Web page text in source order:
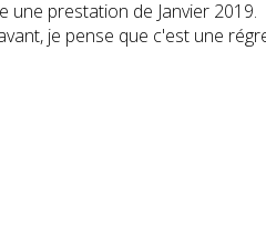
prestation de Janvier 2019.
je pense que c'est une